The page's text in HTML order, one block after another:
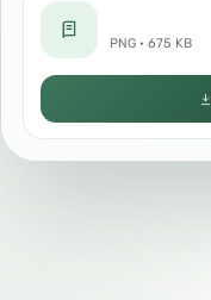
PNG · 675 KB